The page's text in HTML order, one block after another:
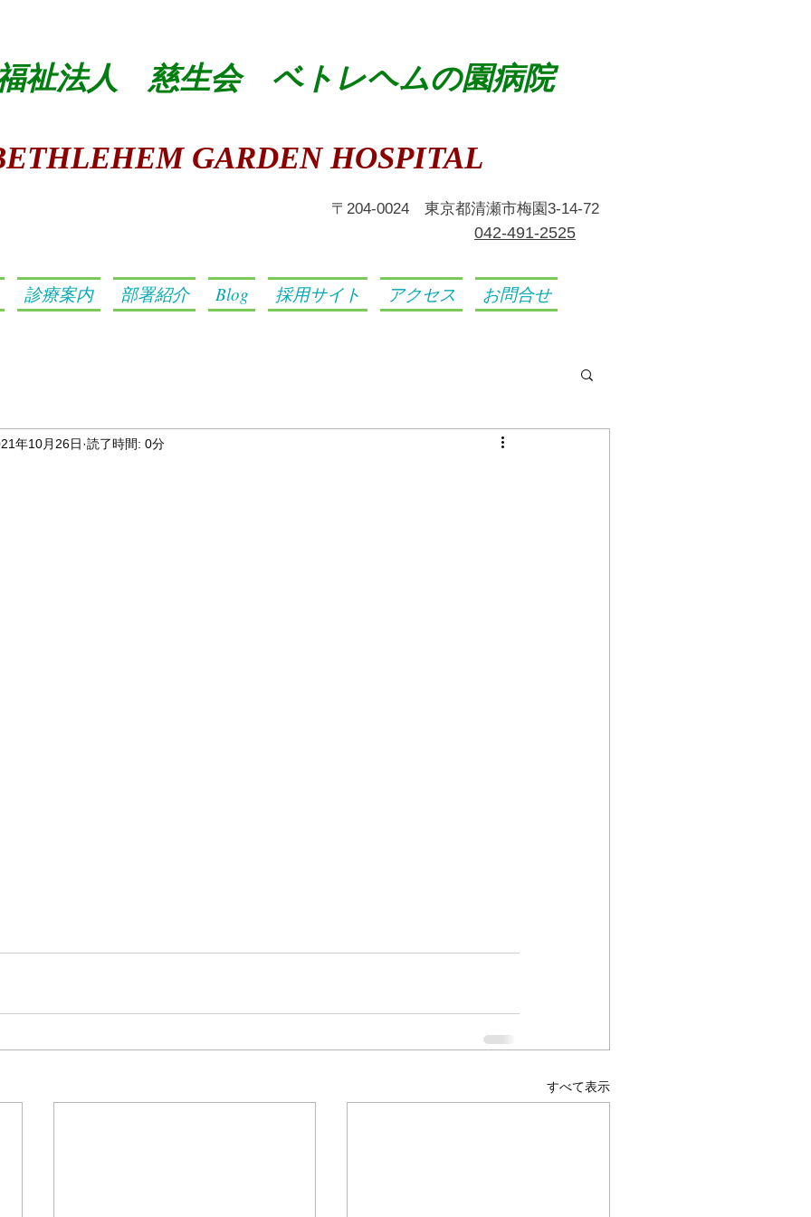
祉法人 慈生会 ベトレヘムの園病院
GARDEN HOSPITAL
​〒204-0024 東京都清瀬市梅園3-14-72
​042-491-2525
診療案内 部署紹介 Blog 採用サイト アクセス お問合せ
年10月26日 読了時間: 0分
すべて表示